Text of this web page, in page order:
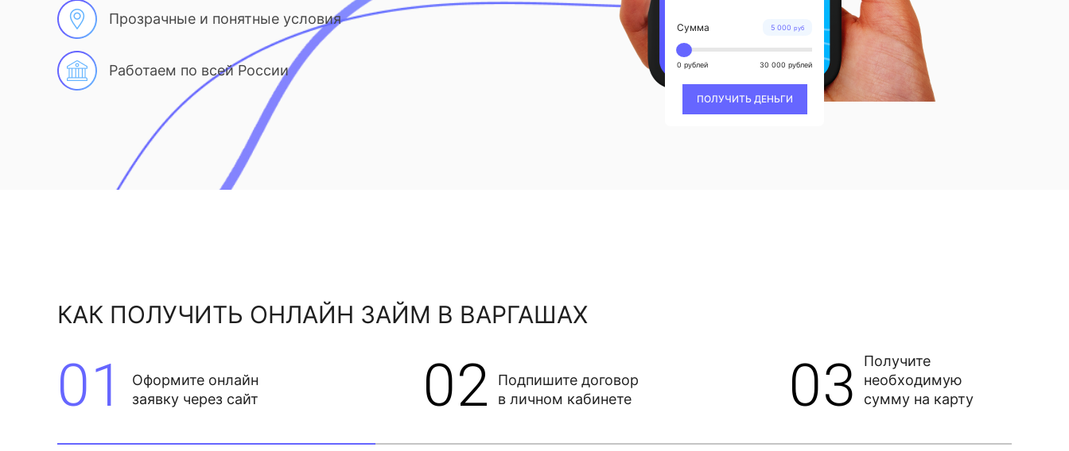
Прозрачные и понятные условия
Работаем по всей России
5 000 руб
Сумма
0 рублей 30 000 рублей
ПОЛУЧИТЬ ДЕНЬГИ
КАК ПОЛУЧИТЬ ОНЛАЙН ЗАЙМ В ВАРГАШАХ
01
Оформите онлайн
заявку через сайт
02
Подпишите договор
в личном кабинете
03
Получите
необходимую
сумму на карту